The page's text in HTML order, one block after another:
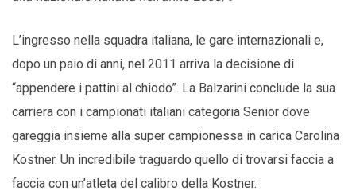
L’ingresso nella squadra italiana, le gare internazionali e,
dopo un paio di anni, nel 2011 arriva la decisione di
“appendere i pattini al chiodo”. La Balzarini conclude la sua
carriera con i campionati italiani categoria Senior dove
gareggia insieme alla super campionessa in carica Carolina
Kostner. Un incredibile traguardo quello di trovarsi faccia a
faccia con un’atleta del calibro della Kostner.